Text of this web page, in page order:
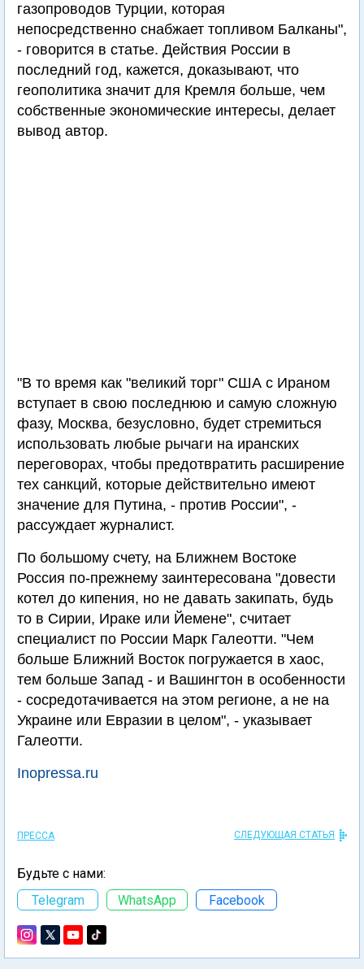
газопроводов Турции, которая
непосредственно снабжает топливом Балканы",
- говорится в статье. Действия России в
последний год, кажется, доказывают, что
геополитика значит для Кремля больше, чем
собственные экономические интересы, делает
вывод автор.
"В то время как "великий торг" США с Ираном
вступает в свою последнюю и самую сложную
фазу, Москва, безусловно, будет стремиться
использовать любые рычаги на иранских
переговорах, чтобы предотвратить расширение
тех санкций, которые действительно имеют
значение для Путина, - против России", -
рассуждает журналист.
По большому счету, на Ближнем Востоке
Россия по-прежнему заинтересована "довести
котел до кипения, но не давать закипать, будь
то в Сирии, Ираке или Йемене", считает
специалист по России Марк Галеотти. "Чем
больше Ближний Восток погружается в хаос,
тем больше Запад - и Вашингтон в особенности
- сосредотачивается на этом регионе, а не на
Украине или Евразии в целом", - указывает
Галеотти.
Inopressa.ru
ПРЕССА СЛЕДУЮЩАЯ СТАТЬЯ
Будьте с нами:
Telegram
WhatsApp Facebook